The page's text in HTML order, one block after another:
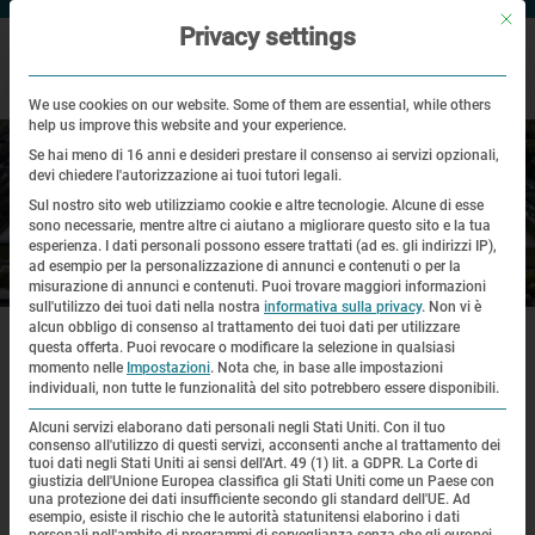
Luogo Storico
Pagina principale | Luogo storico | Guida virtuale | Baracche
(esposizione)
Guida virtuale
Mit
Privacy settings
We use cookies on our website. Some of them are essential, while others
help us improve this website and your experience.
Se hai meno di 16 anni e desideri prestare il consenso ai servizi opzionali,
devi chiedere l'autorizzazione ai tuoi tutori legali.
Sul nostro sito web utilizziamo cookie e altre tecnologie. Alcune di esse
sono necessarie, mentre altre ci aiutano a migliorare questo sito e la tua
esperienza.
I dati personali possono essere trattati (ad es. gli indirizzi IP),
ad esempio per la personalizzazione di annunci e contenuti o per la
misurazione di annunci e contenuti. Puoi trovare maggiori informazioni
sull'utilizzo dei tuoi dati nella nostra informativa sulla privacy. Non vi è
alcun obbligo di consenso al trattamento dei tuoi dati per utilizzare
questa offerta. Puoi revocare o modificare la selezione in qualsiasi
momento nelle Impostazioni. Nota che, in base alle impostazioni
individuali, non tutte le funzionalità del sito potrebbero essere disponibili.
Alcuni servizi elaborano dati personali negli Stati Uniti. Con il tuo
consenso all'utilizzo di questi servizi, acconsenti anche al trattamento dei
tuoi dati negli Stati Uniti ai sensi dell'Art. 49 (1) lit. a GDPR. La Corte di
giustizia dell'Unione Europea classifica gli Stati Uniti come un Paese con
una protezione dei dati insufficiente secondo gli standard dell'UE. Ad
esempio, esiste il rischio che le autorità statunitensi elaborino i dati